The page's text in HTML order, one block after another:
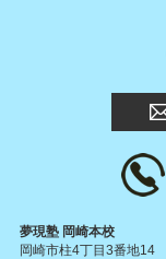
夢現塾 岡崎本校
岡崎市柱4丁目3番地14